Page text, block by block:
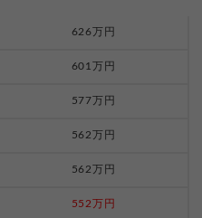
626万円
601万円
577万円
562万円
562万円
552万円